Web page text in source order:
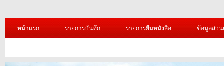
หน้าแรก รายการบันทึก รายการยืมหนังสือ ข้อมูลส่ว